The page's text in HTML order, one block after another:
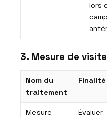
lors
3. Mesure de
Nom du
traitement
Finalité
Mesure
Évaluer